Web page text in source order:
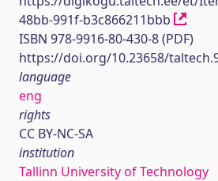
48bb-991f-b3c866211bbb
ISBN 978-9916-80-430-8 (PDF)
https://doi.org/10.23658/
language
eng
rights
CC BY-NC-SA
institution
Tallinn University of Technology